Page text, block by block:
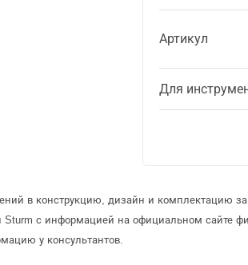
Артикул
Для
в конструкцию, дизайн и комплектацию
с информацией на официальном сайте
у консультантов.